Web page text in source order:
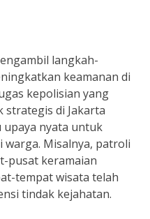
langkah-
keamanan di
kepolisian yang
di Jakarta
upaya nyata untuk
warga. Misalnya, patroli
pusat keramaian
tempat wisata telah
tindak kejahatan.